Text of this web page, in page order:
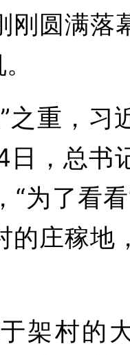
圆满落
重，习
，总书
为了看看
的庄稼地
村的